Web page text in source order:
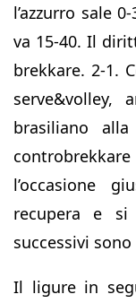
l’azzurro sale
va 15-40. Il
brekkare. 2-1.
brasiliano
l’occasione
recupera e
successivi
Il ligure in